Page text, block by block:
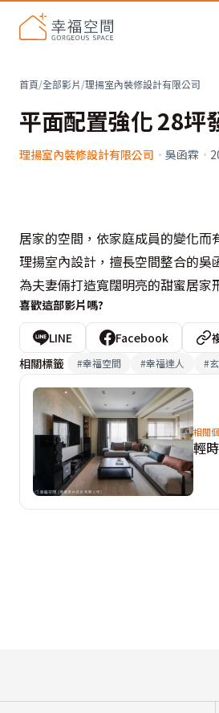
首頁/全部影片/理揚室內裝修設計有限公司
平面配置強化 28坪
理揚室內裝修設計有限公司 · 吳函霖 ·
居家的空間，依家庭成員的變化
理揚室內設計，擅長空間整合的吳
為夫妻倆打造寬闊明亮的甜蜜居家
喜歡這部影片嗎?
LINE Facebook
相關標籤
#幸福空間 #幸福達人 #
相關
輕